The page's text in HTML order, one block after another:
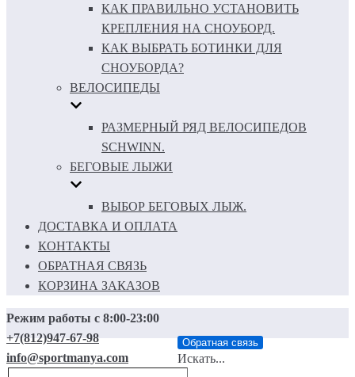
КАК ПРАВИЛЬНО УСТАНОВИТЬ
КРЕПЛЕНИЯ НА СНОУБОРД.
КАК ВЫБРАТЬ БОТИНКИ ДЛЯ
СНОУБОРДА?
ВЕЛОСИПЕДЫ
РАЗМЕРНЫЙ РЯД ВЕЛОСИПЕДОВ
SCHWINN.
БЕГОВЫЕ ЛЫЖИ
ВЫБОР БЕГОВЫХ ЛЫЖ.
ДОСТАВКА И ОПЛАТА
КОНТАКТЫ
ОБРАТНАЯ СВЯЗЬ
КОРЗИНА ЗАКАЗОВ
Режим работы с 8:00-23:00
+7(812)947-67-98
info@sportmanya.com
Обратная связь
Искать...